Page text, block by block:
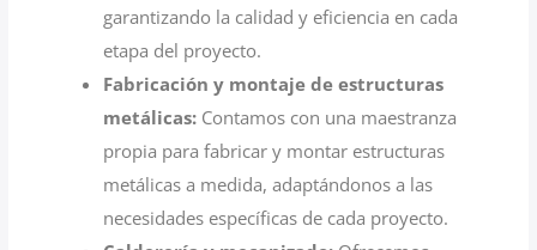
garantizando la calidad y eficiencia en cada
etapa del proyecto.
Fabricación y montaje de estructuras
metálicas: Contamos con una maestranza
propia para fabricar y montar estructuras
metálicas a medida, adaptándonos a las
necesidades específicas de cada proyecto.